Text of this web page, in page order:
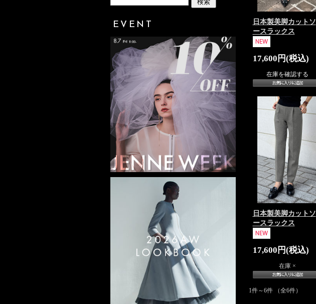
EVENT
日本製美脚カットソ
ースラックス
17,600円(税込)
在庫を確認する
日本製美脚カットソ
ースラックス
17,600円(税込)
在庫 ×
1件～6件 （全6件）